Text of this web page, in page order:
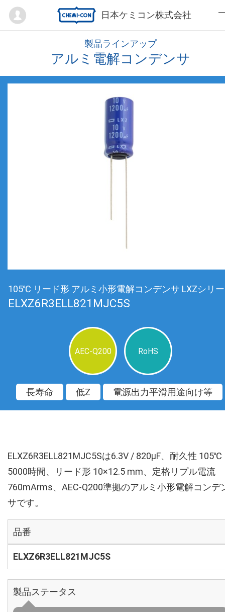
日本ケミコン株式会社
Mypage
製品ラインアップ
アルミ電解コンデンサ
105℃ リード形 アルミ小形電解コンデンサ LXZシリ
ELXZ6R3ELL821MJC5S
AEC-Q200 RoHS
長寿命 低Z 電源出力平滑用途向け等
ELXZ6R3ELL821MJC5Sは6.3V / 820µF、耐久性 105℃
5000時間、リード形 10×12.5 mm、定格リプル電流
760mArms、AEC-Q200準拠のアルミ小形電解コンデ
サです。
品番
ELXZ6R3ELL821MJC5S
製品ステータス